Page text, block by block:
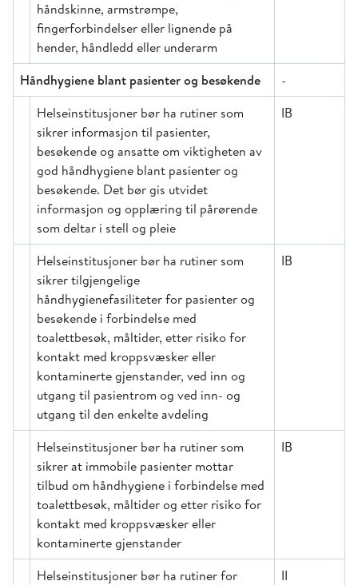
håndskinne, armstrømpe,
fingerforbindelser eller lignende på
hender, håndledd eller underarm
Håndhygiene blant pasienter og besøkende
-
Helseinstitusjoner bør ha rutiner som
sikrer informasjon til pasienter,
besøkende og ansatte om viktigheten av
god håndhygiene blant pasienter og
besøkende. Det bør gis utvidet
informasjon og opplæring til pårørende
som deltar i stell og pleie
IB
Helseinstitusjoner bør ha rutiner som
sikrer tilgjengelige
håndhygienefasiliteter for pasienter og
besøkende i forbindelse med
toalettbesøk, måltider, etter risiko for
kontakt med kroppsvæsker eller
kontaminerte gjenstander, ved inn og
utgang til pasientrom og ved inn- og
utgang til den enkelte avdeling
IB
Helseinstitusjoner bør ha rutiner som
sikrer at immobile pasienter mottar
tilbud om håndhygiene i forbindelse med
toalettbesøk, måltider og etter risiko for
kontakt med kroppsvæsker eller
kontaminerte gjenstander
IB
Helseinstitusjoner bør ha rutiner for
II